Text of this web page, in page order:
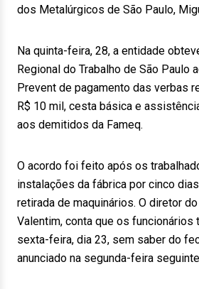
dos Metalúrgicos de São Paulo,
Na quinta-feira, 28, a entidade
Regional do Trabalho de São Paulo
Prevent de pagamento das verbas
R$ 10 mil, cesta básica e
aos demitidos da Fameq.
O acordo foi feito após os
instalações da fábrica por cinco
retirada de maquinários. O diretor
Valentim, conta que os funcionários
sexta-feira, dia 23, sem saber do
anunciado na segunda-feira